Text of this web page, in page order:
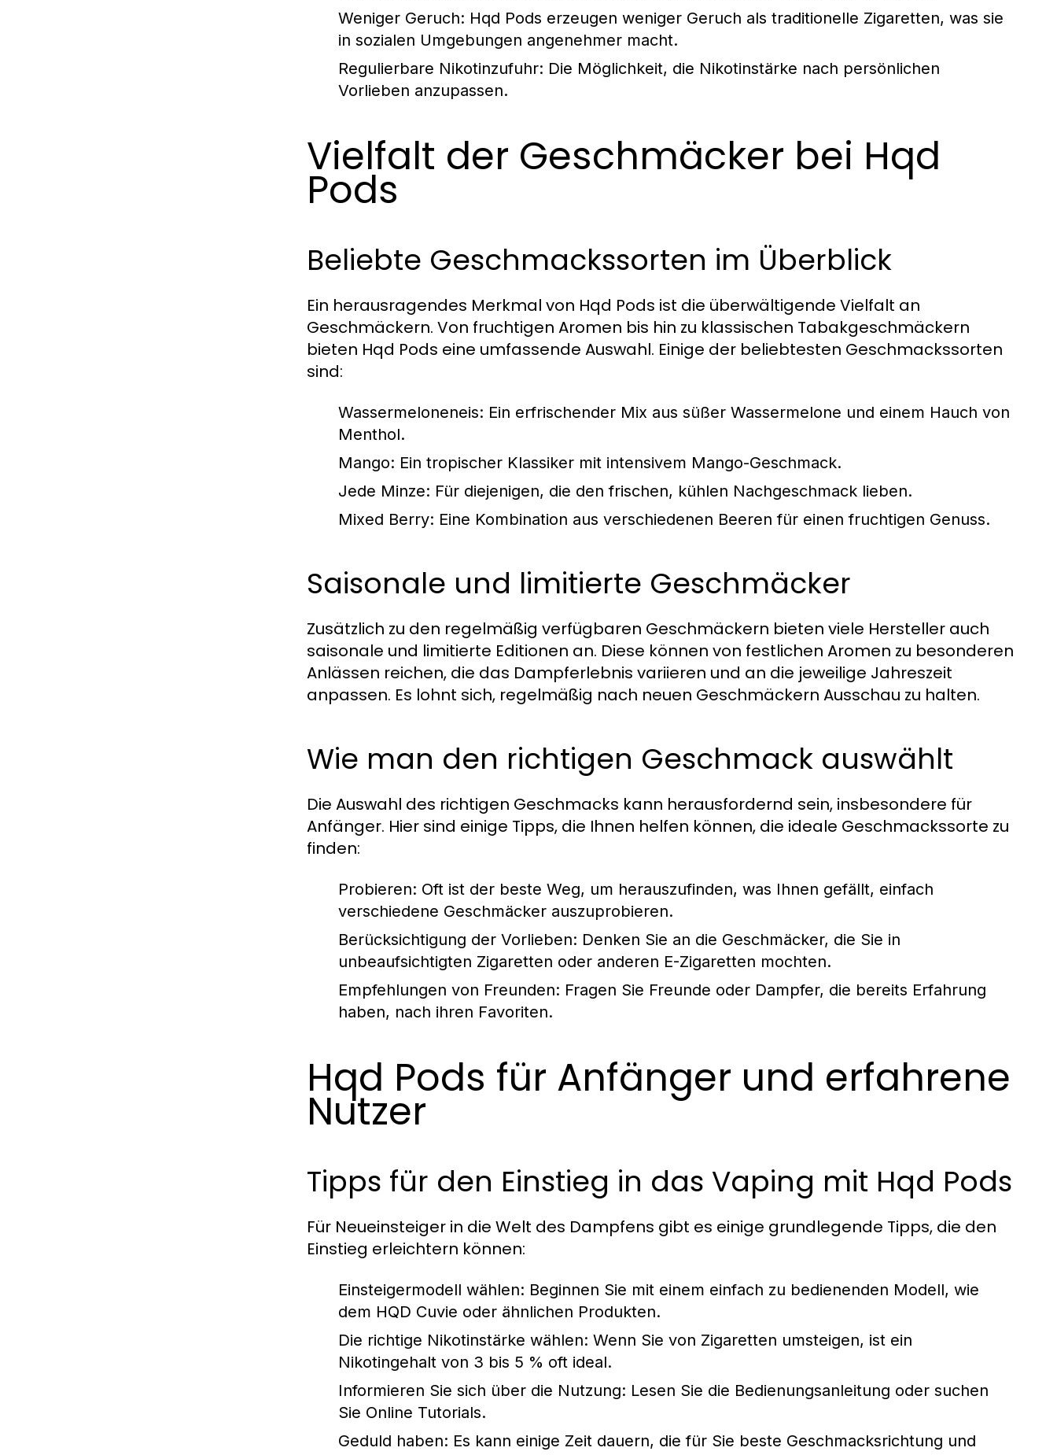
Weniger Geruch: Hqd Pods erzeugen weniger Geruch als traditionelle Zigaretten, was sie
in sozialen Umgebungen angenehmer macht.
Regulierbare Nikotinzufuhr: Die Möglichkeit, die Nikotinstärke nach persönlichen
Vorlieben anzupassen.
Vielfalt der Geschmäcker bei Hqd
Pods
Beliebte Geschmackssorten im Überblick
Ein herausragendes Merkmal von Hqd Pods ist die überwältigende Vielfalt an
Geschmäckern. Von fruchtigen Aromen bis hin zu klassischen Tabakgeschmäckern
bieten Hqd Pods eine umfassende Auswahl. Einige der beliebtesten Geschmackssorten
sind:
Wassermeloneneis: Ein erfrischender Mix aus süßer Wassermelone und einem Hauch von
Menthol.
Mango: Ein tropischer Klassiker mit intensivem Mango-Geschmack.
Jede Minze: Für diejenigen, die den frischen, kühlen Nachgeschmack lieben.
Mixed Berry: Eine Kombination aus verschiedenen Beeren für einen fruchtigen Genuss.
Saisonale und limitierte Geschmäcker
Zusätzlich zu den regelmäßig verfügbaren Geschmäckern bieten viele Hersteller auch
saisonale und limitierte Editionen an. Diese können von festlichen Aromen zu besonderen
Anlässen reichen, die das Dampferlebnis variieren und an die jeweilige Jahreszeit
anpassen. Es lohnt sich, regelmäßig nach neuen Geschmäckern Ausschau zu halten.
Wie man den richtigen Geschmack auswählt
Die Auswahl des richtigen Geschmacks kann herausfordernd sein, insbesondere für
Anfänger. Hier sind einige Tipps, die Ihnen helfen können, die ideale Geschmackssorte zu
finden:
Probieren: Oft ist der beste Weg, um herauszufinden, was Ihnen gefällt, einfach
verschiedene Geschmäcker auszuprobieren.
Berücksichtigung der Vorlieben: Denken Sie an die Geschmäcker, die Sie in
unbeaufsichtigten Zigaretten oder anderen E-Zigaretten mochten.
Empfehlungen von Freunden: Fragen Sie Freunde oder Dampfer, die bereits Erfahrung
haben, nach ihren Favoriten.
Hqd Pods für Anfänger und erfahrene
Nutzer
Tipps für den Einstieg in das Vaping mit Hqd Pods
Für Neueinsteiger in die Welt des Dampfens gibt es einige grundlegende Tipps, die den
Einstieg erleichtern können:
Einsteigermodell wählen: Beginnen Sie mit einem einfach zu bedienenden Modell, wie
dem HQD Cuvie oder ähnlichen Produkten.
Die richtige Nikotinstärke wählen: Wenn Sie von Zigaretten umsteigen, ist ein
Nikotingehalt von 3 bis 5 % oft ideal.
Informieren Sie sich über die Nutzung: Lesen Sie die Bedienungsanleitung oder suchen
Sie Online Tutorials.
Geduld haben: Es kann einige Zeit dauern, die für Sie beste Geschmacksrichtung und